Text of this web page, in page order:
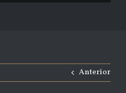
Anterior